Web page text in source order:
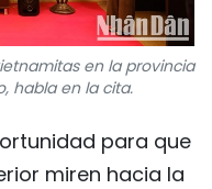
en la provincia
habla en la cita.
para que
miren hacia la